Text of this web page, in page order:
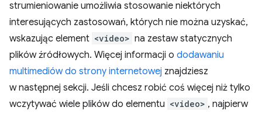
strumieniowanie umożliwia stosowanie niektórych
interesujących zastosowań, których nie można uzyskać,
wskazując element <video> na zestaw statycznych
plików źródłowych. Więcej informacji o dodawaniu
multimediów do strony internetowej znajdziesz
w następnej sekcji. Jeśli chcesz robić coś więcej niż tylko
wczytywać wiele plików do elementu <video> , najpierw